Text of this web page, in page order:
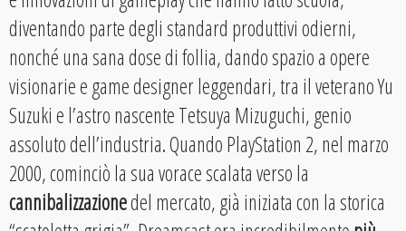
diventando parte degli standard produttivi odierni,
nonché una sana dose di follia, dando spazio a opere
visionarie e game designer leggendari, tra il veterano Yu
Suzuki e l’astro nascente Tetsuya Mizuguchi, genio
assoluto dell’industria. Quando PlayStation 2, nel marzo
2000, cominciò la sua vorace scalata verso la
cannibalizzazionedel mercato, già iniziata con la storica